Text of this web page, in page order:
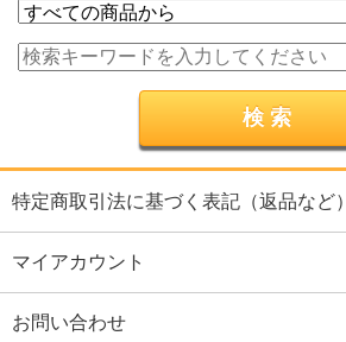
特定商取引法に基づく表記（返品など）
マイアカウント
お問い合わせ